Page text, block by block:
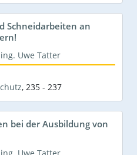
Schneidarbeiten an
Uwe Tatter
, 235 - 237
bei der Ausbildung von